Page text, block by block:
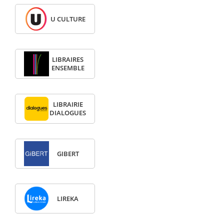
U CULTURE
LIBRAIRES
ENSEMBLE
LIBRAIRIE
DIALOGUES
GIBERT
LIREKA